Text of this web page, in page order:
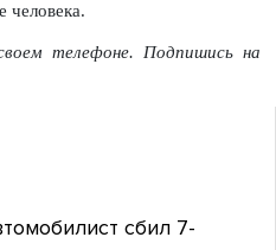
человека.
телефоне. Подпишись на
сбил 7-